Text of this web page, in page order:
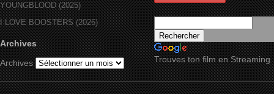
YOUNGBLOOD (2025)
I LOVE BOOSTERS (2026)
Archives
Archives
Trouves ton film en Streaming